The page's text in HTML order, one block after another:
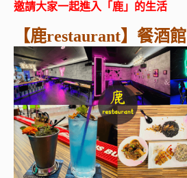
邀請大家一起進入「鹿」的生活
【鹿restaurant】餐酒館